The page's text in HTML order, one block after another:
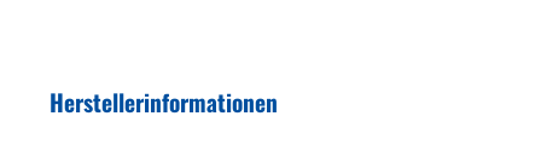
Herstellerinformationen